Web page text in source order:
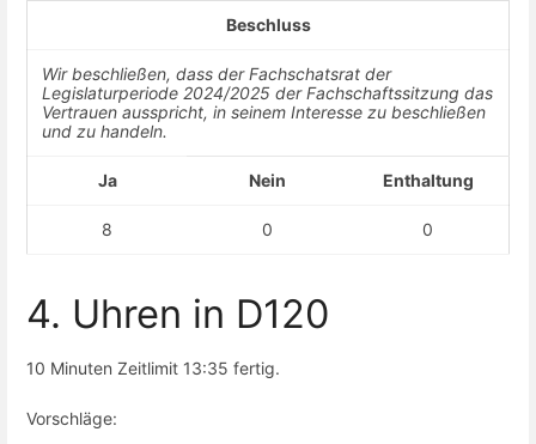
Beschluss
Wir beschließen, dass der Fachschatsrat der
Legislaturperiode 2024/2025 der Fachschaftssitzung das
Vertrauen ausspricht, in seinem Interesse zu beschließen
und zu handeln.
Ja Nein Enthaltung
8 0 0
4. Uhren in D120
10 Minuten Zeitlimit 13:35 fertig.
Vorschläge: